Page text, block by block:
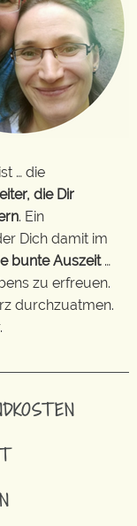
… die
die Dir
. Ein
Dich damit im
bunte Auszeit…
zu erfreuen.
durchzuatmen.